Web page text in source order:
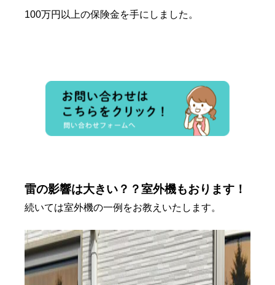
100万円以上の保険金を手にしました。
雷の影響は大きい？？室外機もおります！
続いては室外機の一例をお教えいたします。